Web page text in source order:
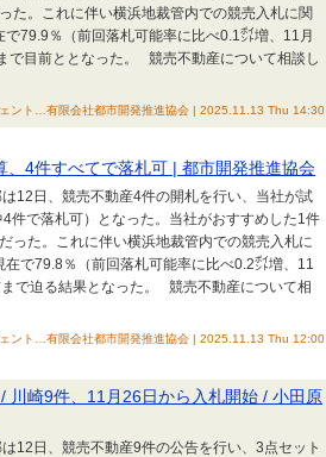
た。これに伴い横浜地裁管内での競売入札に関
79.9％（前回落札可能率に比べ0.1㌽増、11月
で目前ととなった。 競売不動産について相談し
ント…有限会社都市開発推進協会 | 2025.11.13 Thu 14:30
4件すべてで落札可 | 都市開発推進協会
12日、競売不動産4件の開札を行い、当社が試
件で落札可）となった。当社がおすすめした1件
った。これに伴い横浜地裁管内での競売入札に
で79.8％（前回落札可能率に比べ0.2㌽増、11
で迫る結果となった。 競売不動産について相
ント…有限会社都市開発推進協会 | 2025.11.13 Thu 12:00
崎9件、11月26日から入札開始 / 小田原
12日、競売不動産9件の公告を行い、3点セット